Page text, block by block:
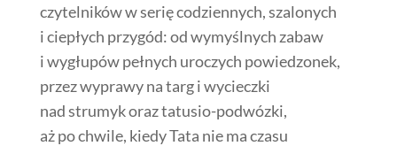
czytelników w serię codziennych, szalonych
i ciepłych przygód: od wymyślnych zabaw
i wygłupów pełnych uroczych powiedzonek,
przez wyprawy na targ i wycieczki
nad strumyk oraz tatusio-podwózki,
aż po chwile, kiedy Tata nie ma czasu